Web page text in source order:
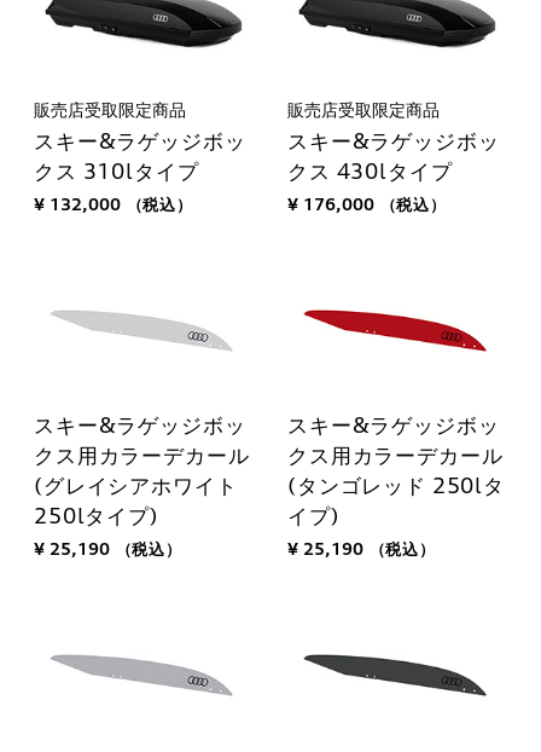
販売店受取限定商品
スキー&ラゲッジボッ
クス 310lタイプ
¥ 132,000 （税込）
販売店受取限定商品
スキー&ラゲッジボッ
クス 430lタイプ
¥ 176,000 （税込）
スキー&ラゲッジボッ
クス用カラーデカール
(グレイシアホワイト
250lタイプ)
¥ 25,190 （税込）
スキー&ラゲッジボッ
クス用カラーデカール
(タンゴレッド 250lタ
イプ)
¥ 25,190 （税込）